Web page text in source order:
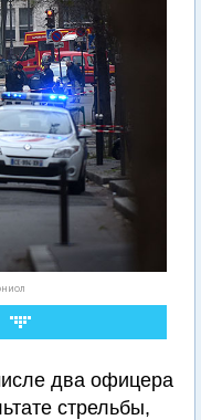
два офицера
стрельбы,